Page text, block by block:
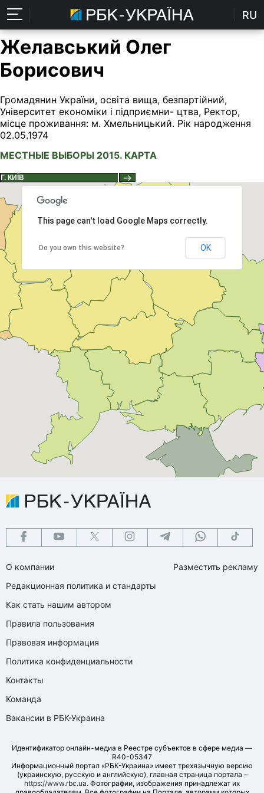
RU
Желавський Олег
Борисович
Громадянин України, освіта вища, безпартійний,
Університет економіки і підприємни- цтва, Ректор,
місце проживання: м. Хмельницький. Рік народження
02.05.1974
МЕСТНЫЕ ВЫБОРЫ 2015. КАРТА
→
This page can't load Google Maps correctly.
Do you own this website? OK
О компании
Редакционная политика и стандарты
Как стать нашим автором
Правила пользования
Правовая информация
Политика конфиденциальности
Контакты
Команда
Вакансии в РБК-Украина
Разместить рекламу
Идентификатор онлайн-медиа в Реестре субъектов в сфере медиа —
R40-05347
Информационный портал «РБК-Украина» имеет трехязычную версию
(украинскую, русскую и английскую), главная страница портала –
https://www.rbc.ua. Фотографии, изображения принадлежат их